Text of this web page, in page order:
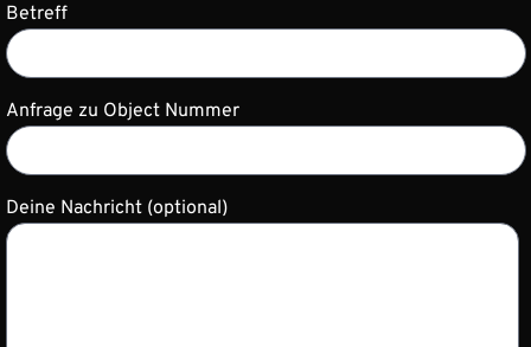
Betreff
Anfrage zu Object Nummer
Deine Nachricht (optional)